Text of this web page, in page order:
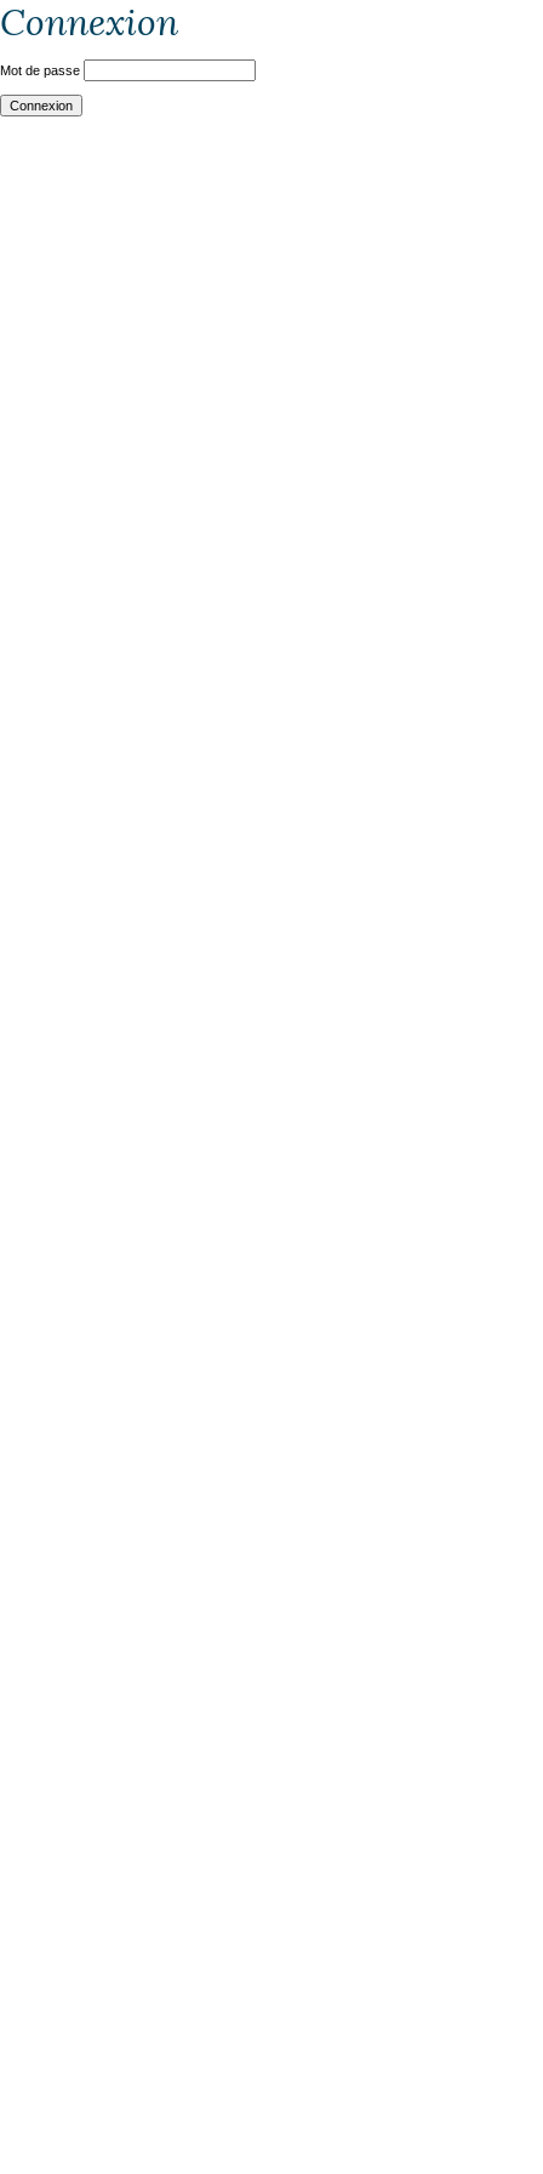
Connexion
Mot de passe